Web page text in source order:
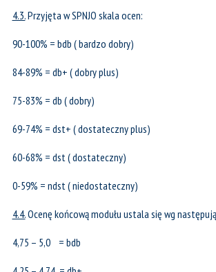
4.3.Przyjęta w SPNJO skala ocen:
90-100% = bdb ( bardzo dobry)
84-89% = db+ ( dobry plus)
75-83% = db ( dobry)
69-74% = dst+ ( dostateczny plus)
60-68% = dst ( dostateczny)
0-59% = ndst ( niedostateczny)
4.4.Ocenę końcową modułu ustala się wg
4,75 – 5,0 = bdb